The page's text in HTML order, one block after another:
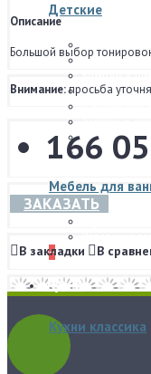
Детские
Тумбочки
Столы
Шкафы
Стеллажи
Мебель для
+
Кухни
Кухни классика
Описание
Большой выбор
Внимание:просьба
166
ЗАКАЗАТЬ
В закладки В